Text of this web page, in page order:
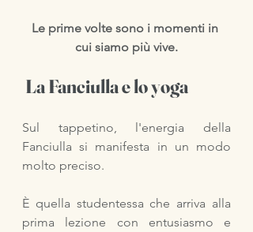
Le prime volte sono i momenti in
cui siamo più vive.
La Fanciulla e lo yoga
Sul tappetino, l'energia della
Fanciulla si manifesta in un modo
molto preciso.
È quella studentessa che arriva alla
prima lezione con entusiasmo e